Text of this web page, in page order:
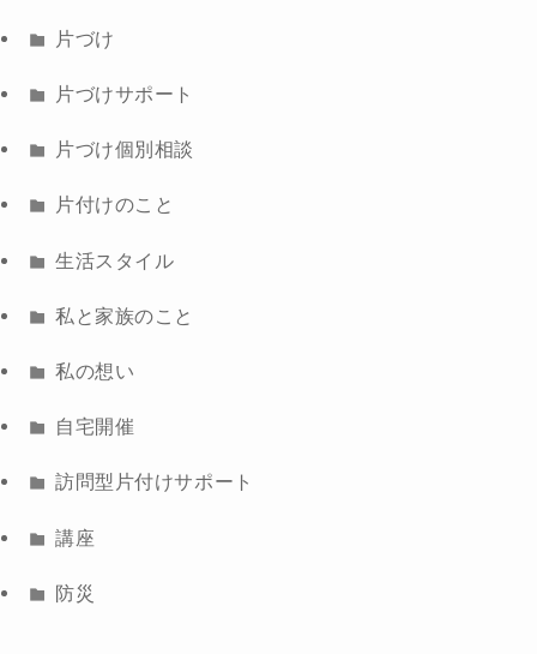
片づけ
片づけサポート
片づけ個別相談
片付けのこと
生活スタイル
私と家族のこと
私の想い
自宅開催
訪問型片付けサポート
講座
防災